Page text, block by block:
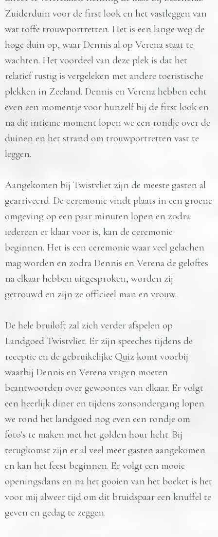
Zuiderduin voor de first look en het vastleggen van
wat toffe trouwportretten. Het is een lange weg de
hoge duin op, waar Dennis al op Verena staat te
wachten. Het voordeel van deze plek is dat het
relatief rustig is vergeleken met andere toeristische
plekken in Zeeland. Dennis en Verena hebben echt
even een momentje voor hunzelf bij de first look en
na dit intieme moment lopen we een rondje over de
duinen en het strand om trouwportretten vast te
leggen.
Aangekomen bij Twistvliet zijn de meeste gasten al
gearriveerd. De ceremonie vindt plaats in een groene
omgeving op een paar minuten lopen en zodra
iedereen er klaar voor is, kan de ceremonie
beginnen. Het is een ceremonie waar veel gelachen
mag worden en zodra Dennis en Verena de geloftes
na elkaar hebben uitgesproken, worden zij
getrouwd en zijn ze officieel man en vrouw.
De hele bruiloft zal zich verder afspelen op
Landgoed Twistvliet. Er zijn speeches tijdens de
receptie en de gebruikelijke Quiz komt voorbij
waarbij Dennis en Verena vragen moeten
beantwoorden over gewoontes van elkaar. Er volgt
een heerlijk diner en tijdens zonsondergang lopen
we rond het landgoed nog even een rondje om
foto's te maken met het golden hour licht. Bij
terugkomst zijn er al veel meer gasten aangekomen
en kan het feest beginnen. Er volgt een mooie
openingsdans en na het gooien van het boeket is het
voor mij alweer tijd om dit bruidspaar een knuffel te
geven en gedag te zeggen.